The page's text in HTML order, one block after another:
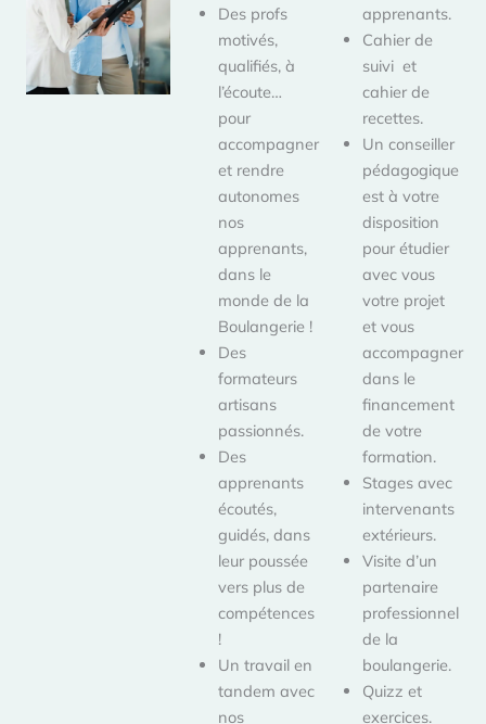
Des profs
motivés,
qualifiés, à
l’écoute…
pour
accompagner
et rendre
autonomes
nos
apprenants,
dans le
monde de la
Boulangerie !
Des
formateurs
artisans
passionnés.
Des
apprenants
écoutés,
guidés, dans
leur poussée
vers plus de
compétences
!
Un travail en
tandem avec
nos
apprenants.
Cahier de
suivi et
cahier de
recettes.
Un conseiller
pédagogique
est à votre
disposition
pour étudier
avec vous
votre projet
et vous
accompagner
dans le
financement
de votre
formation.
Stages avec
intervenants
extérieurs.
Visite d’un
partenaire
professionnel
de la
boulangerie.
Quizz et
exercices.